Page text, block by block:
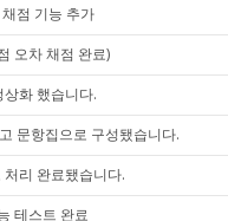
점 기능 추가
오차 채점 완료)
화 했습니다.
문항집으로 구성됐습니다.
리 완료됐습니다.
테스트 완료